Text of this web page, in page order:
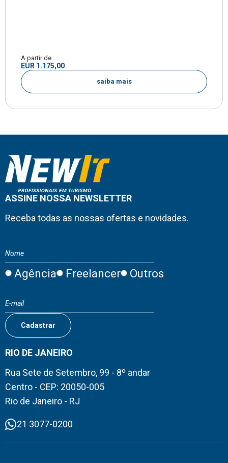
A partir de
EUR 1.175,00
saiba mais
ASSINE NOSSA NEWSLETTER
Receba todas as nossas ofertas e novidades.
Agência Freelancer Outros
RIO DE JANEIRO
Rua Sete de Setembro, 99 - 8º andar
Centro - CEP: 20050-005
Rio de Janeiro - RJ
21 3077-0200